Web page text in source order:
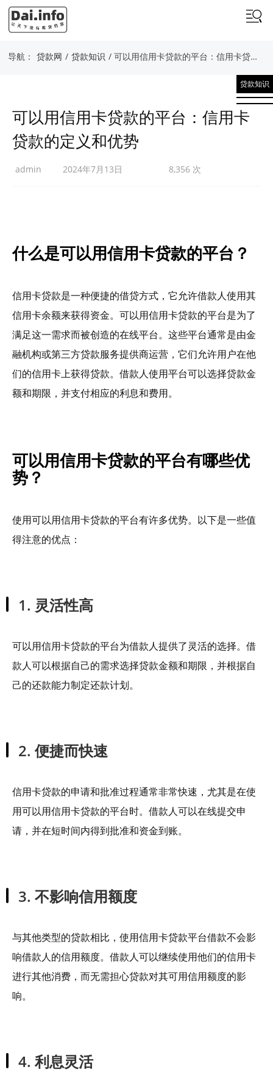
导航： 贷款网 / 贷款知识 / 可以用信用卡贷款的平台：信用卡贷款的定义和优势
贷款知识
可以用信用卡贷款的平台：信用卡
贷款的定义和优势
admin 2024年7月13日 8,356 次
什么是可以用信用卡贷款的平台？
信用卡贷款是一种便捷的借贷方式，它允许借款人使用其
信用卡余额来获得资金。可以用信用卡贷款的平台是为了
满足这一需求而被创造的在线平台。这些平台通常是由金
融机构或第三方贷款服务提供商运营，它们允许用户在他
们的信用卡上获得贷款。借款人使用平台可以选择贷款金
额和期限，并支付相应的利息和费用。
可以用信用卡贷款的平台有哪些优
势？
使用可以用信用卡贷款的平台有许多优势。以下是一些值
得注意的优点：
1. 灵活性高
可以用信用卡贷款的平台为借款人提供了灵活的选择。借
款人可以根据自己的需求选择贷款金额和期限，并根据自
己的还款能力制定还款计划。
2. 便捷而快速
信用卡贷款的申请和批准过程通常非常快速，尤其是在使
用可以用信用卡贷款的平台时。借款人可以在线提交申
请，并在短时间内得到批准和资金到账。
3. 不影响信用额度
与其他类型的贷款相比，使用信用卡贷款平台借款不会影
响借款人的信用额度。借款人可以继续使用他们的信用卡
进行其他消费，而无需担心贷款对其可用信用额度的影
响。
4. 利息灵活